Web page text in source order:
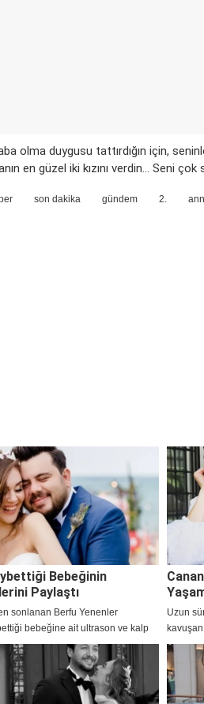
olma duygusu tattırdığın için,
en güzel iki kızını verdin... Seni
son dakika gündem 2.
Bebeğinin
Paylaştı
sonlanan Berfu Yenenler
bebeğine ait ultrason ve kalp
paylaştı.
Uzun